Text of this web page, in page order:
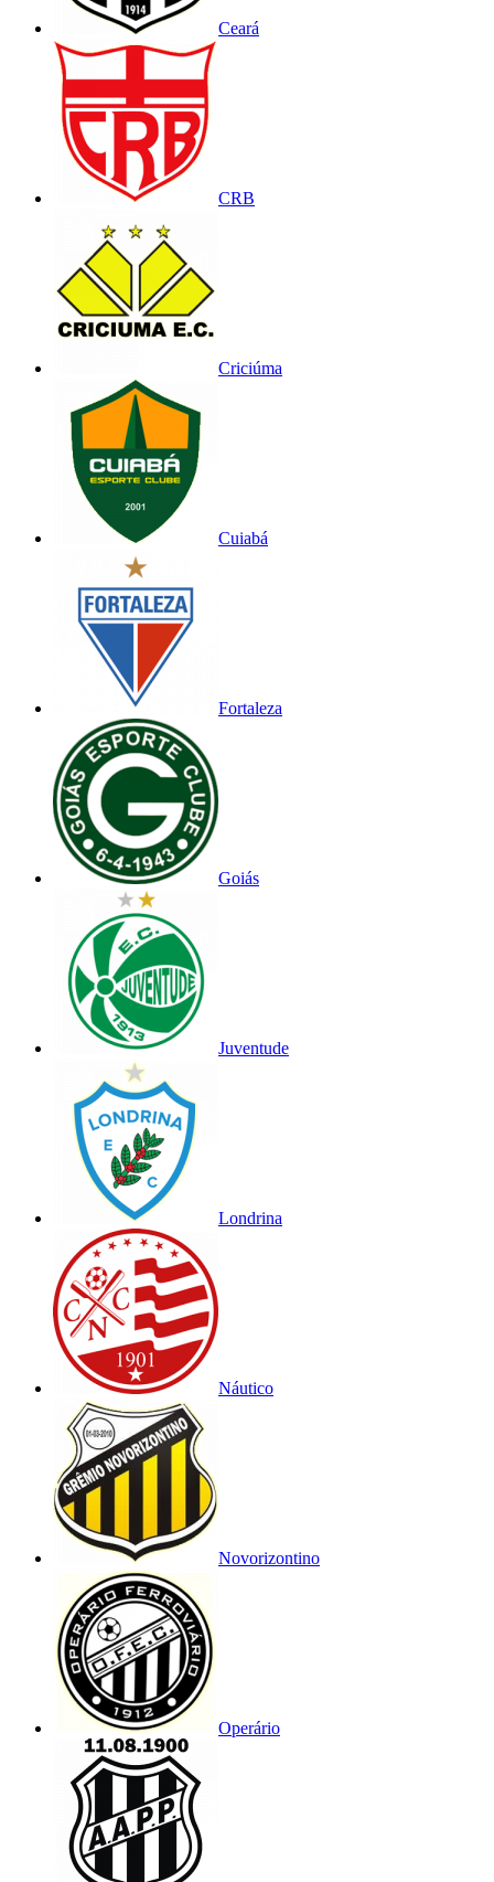
Ceará
CRB
Criciúma
Cuiabá
Fortaleza
Goiás
Juventude
Londrina
Náutico
Novorizontino
Operário